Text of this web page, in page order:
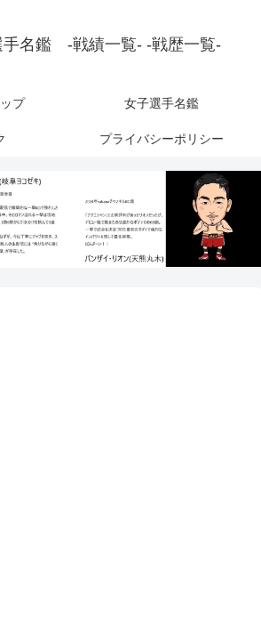
手名鑑 -戦績一覧- -戦歴一覧-
プ 女子選手名鑑
プライバシーポリシー